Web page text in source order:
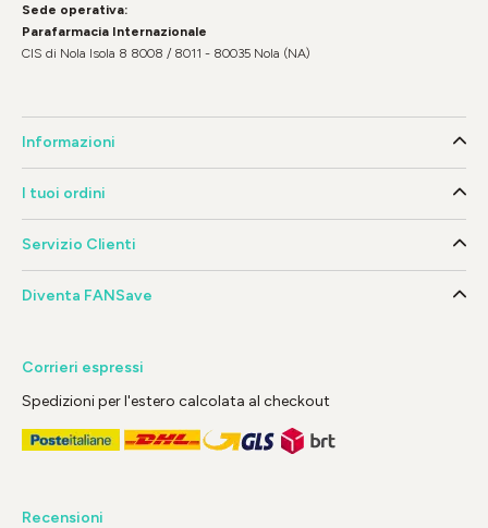
Sede operativa:
Parafarmacia Internazionale
CIS di Nola Isola 8 8008 / 8011 - 80035 Nola (NA)
Informazioni
I tuoi ordini
Servizio Clienti
Diventa FANSave
Corrieri espressi
Spedizioni per l'estero calcolata al checkout
Recensioni